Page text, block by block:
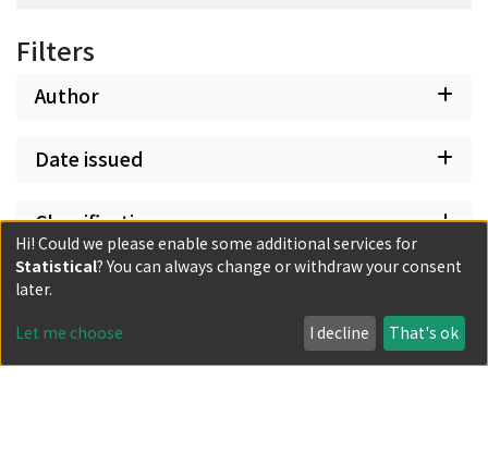
Filters
Author
Date issued
Classification
Document Type
Has files
Hi! Could we please enable some additional services for
Statistical? You can always change or withdraw your consent
later.
Let me choose I decline That's ok